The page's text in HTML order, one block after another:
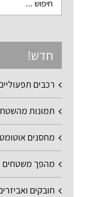
חדש!
רכבים
תמונות
מחסנים
מהפך משטחים
חובקים